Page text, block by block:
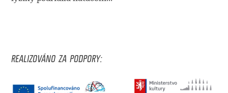
REALIZOVÁNO ZA PODPORY: